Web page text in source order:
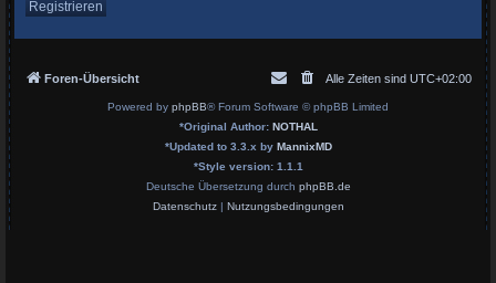
Registrieren
Foren-Übersicht Alle Zeiten sind UTC+02:00
Powered by phpBB® Forum Software © phpBB Limited
*Original Author: NOTHAL
*Updated to 3.3.x by MannixMD
*Style version: 1.1.1
Deutsche Übersetzung durch phpBB.de
Datenschutz| Nutzungsbedingungen